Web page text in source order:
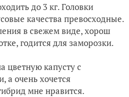
до 3 кг. Головки
качества превосходные.
в свежем виде, хорош
годится для заморозки.
цветную капусту с
а очень хочется
мне нравится.